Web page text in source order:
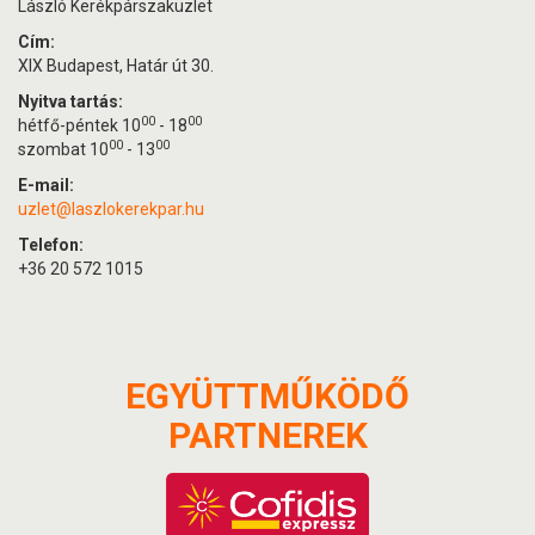
László Kerékpárszaküzlet
Cím:
XIX Budapest, Határ út 30.
Nyitva tartás:
hétfő-péntek 1000 - 1800
szombat 1000 - 1300
E-mail:
uzlet@laszlokerekpar.hu
Telefon:
+36 20 572 1015
EGYÜTTMŰKÖDŐ
PARTNEREK